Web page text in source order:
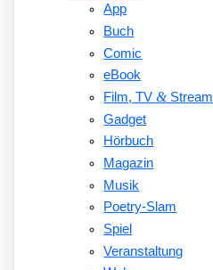
App
Buch
Comic
eBook
Film, TV&Stream
Gadget
Hörbuch
Magazin
Musik
Poetry-Slam
Spiel
Veranstaltung